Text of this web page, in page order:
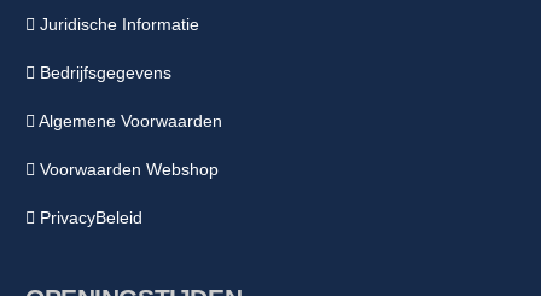
Juridische Informatie
Bedrijfsgegevens
Algemene Voorwaarden
Voorwaarden Webshop
PrivacyBeleid